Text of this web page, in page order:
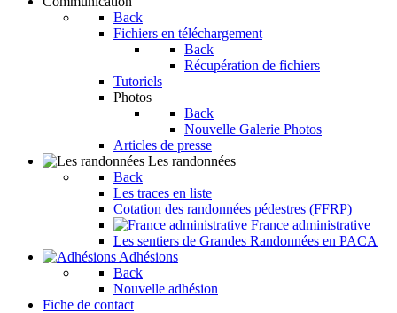
Back
Fichiers en téléchargement
Back
Récupération de fichiers
Tutoriels
Photos
Back
Nouvelle Galerie Photos
Articles de presse
Les randonnées
Back
Les traces en liste
Cotation des randonnées pédestres (FFRP)
France administrative
Les sentiers de Grandes Randonnées en PACA
Adhésions
Back
Nouvelle adhésion
Fiche de contact